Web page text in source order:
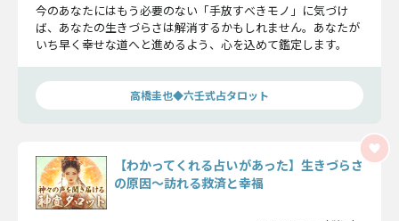
今のあなたにはもう必要のない「手放すべきモノ」に気づけ
ば、あなたの生きづらさは解消するかもしれません。あなたが
いち早く幸せな道へと進めるよう、心を込めて鑑定します。
高橋圭也◆六壬式占タロット
【わかってくれる占いがあった】生きづらさ
の原因〜訪れる救済と幸福